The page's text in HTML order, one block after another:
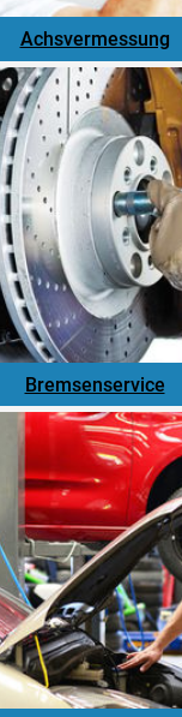
Achsvermessung
Bremsenservice